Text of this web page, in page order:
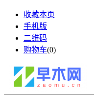
收藏本页
手机版
二维码
购物车(0)